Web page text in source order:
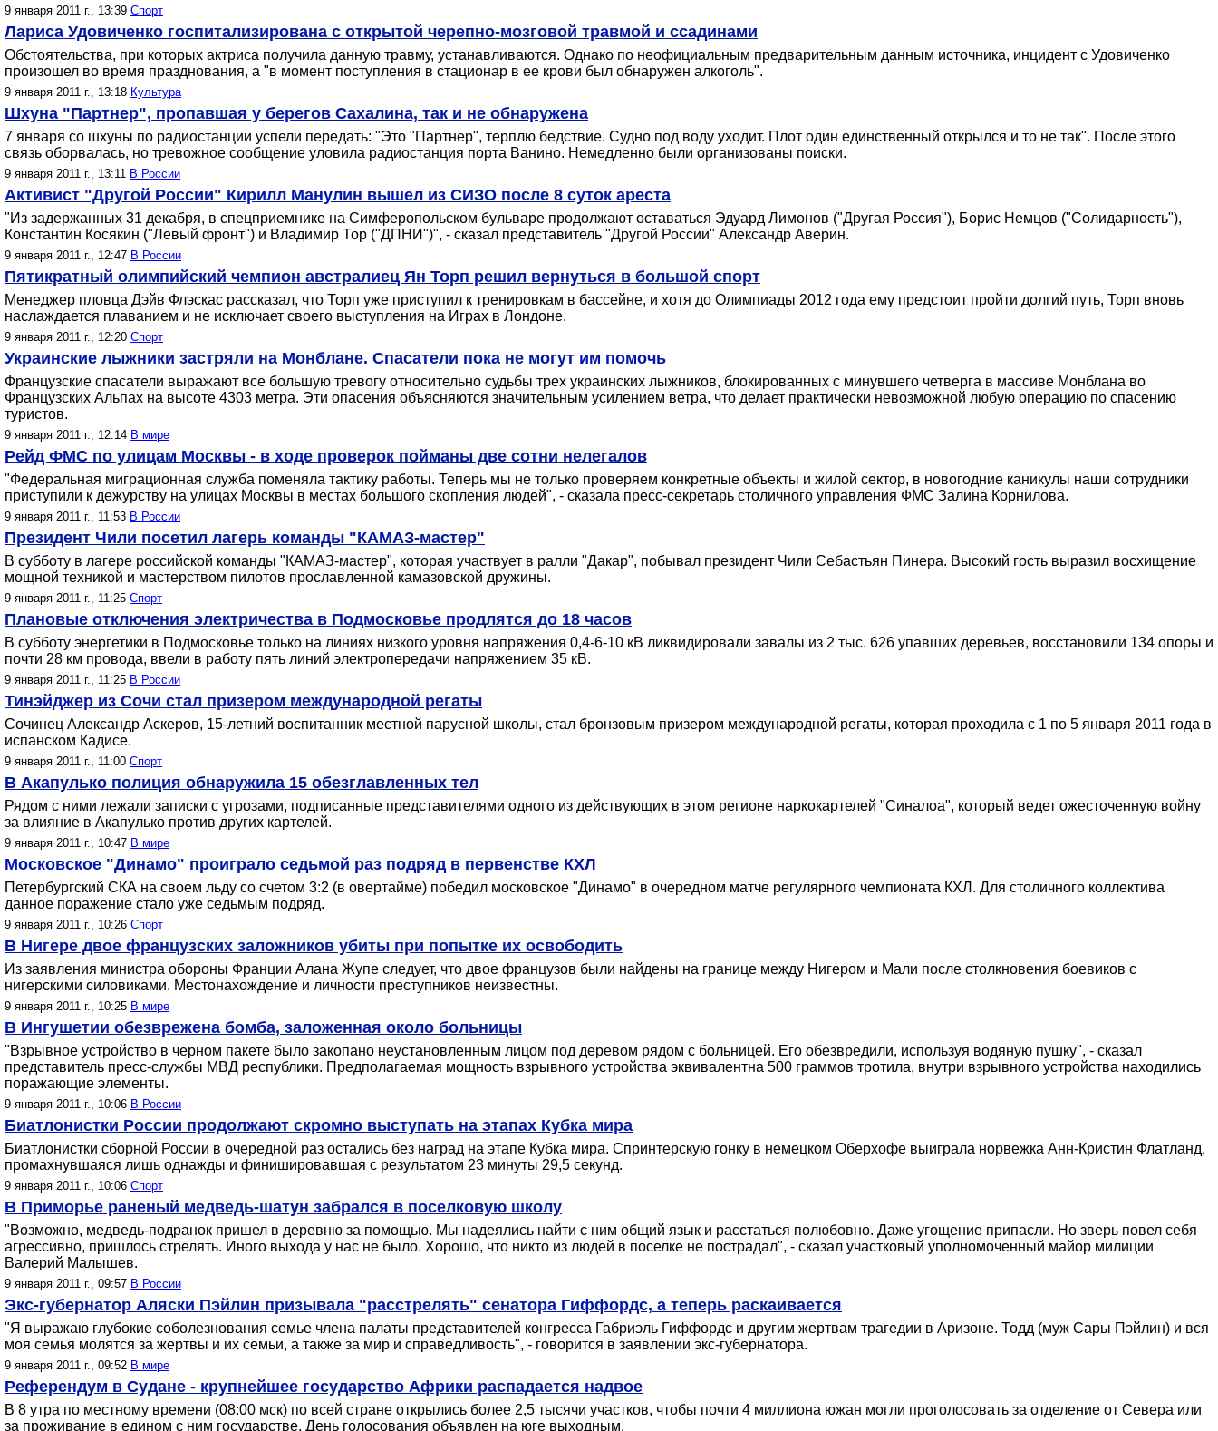
9 января 2011 г., 13:39 Спорт
Лариса Удовиченко госпитализирована с открытой черепно-мозговой травмой и ссадинами
Обстоятельства, при которых актриса получила данную травму, устанавливаются. Однако по неофициальным предварительным данным источника, инцидент с Удовиченко
произошел во время празднования, а "в момент поступления в стационар в ее крови был обнаружен алкоголь".
9 января 2011 г., 13:18 Культура
Шхуна "Партнер", пропавшая у берегов Сахалина, так и не обнаружена
7 января со шхуны по радиостанции успели передать: "Это "Партнер", терплю бедствие. Судно под воду уходит. Плот один единственный открылся и то не так". После этого
связь оборвалась, но тревожное сообщение уловила радиостанция порта Ванино. Немедленно были организованы поиски.
9 января 2011 г., 13:11 В России
Активист "Другой России" Кирилл Манулин вышел из СИЗО после 8 суток ареста
"Из задержанных 31 декабря, в спецприемнике на Симферопольском бульваре продолжают оставаться Эдуард Лимонов ("Другая Россия"), Борис Немцов ("Солидарность"),
Константин Косякин ("Левый фронт") и Владимир Тор ("ДПНИ")", - сказал представитель "Другой России" Александр Аверин.
9 января 2011 г., 12:47 В России
Пятикратный олимпийский чемпион австралиец Ян Торп решил вернуться в большой спорт
Менеджер пловца Дэйв Флэскас рассказал, что Торп уже приступил к тренировкам в бассейне, и хотя до Олимпиады 2012 года ему предстоит пройти долгий путь, Торп вновь
наслаждается плаванием и не исключает своего выступления на Играх в Лондоне.
9 января 2011 г., 12:20 Спорт
Украинские лыжники застряли на Монблане. Спасатели пока не могут им помочь
Французские спасатели выражают все большую тревогу относительно судьбы трех украинских лыжников, блокированных с минувшего четверга в массиве Монблана во
Французских Альпах на высоте 4303 метра. Эти опасения объясняются значительным усилением ветра, что делает практически невозможной любую операцию по спасению
туристов.
9 января 2011 г., 12:14 В мире
Рейд ФМС по улицам Москвы - в ходе проверок пойманы две сотни нелегалов
"Федеральная миграционная служба поменяла тактику работы. Теперь мы не только проверяем конкретные объекты и жилой сектор, в новогодние каникулы наши сотрудники
приступили к дежурству на улицах Москвы в местах большого скопления людей", - сказала пресс-секретарь столичного управления ФМС Залина Корнилова.
9 января 2011 г., 11:53 В России
Президент Чили посетил лагерь команды "КАМАЗ-мастер"
В субботу в лагере российской команды "КАМАЗ-мастер", которая участвует в ралли "Дакар", побывал президент Чили Себастьян Пинера. Высокий гость выразил восхищение
мощной техникой и мастерством пилотов прославленной камазовской дружины.
9 января 2011 г., 11:25 Спорт
Плановые отключения электричества в Подмосковье продлятся до 18 часов
В субботу энергетики в Подмосковье только на линиях низкого уровня напряжения 0,4-6-10 кВ ликвидировали завалы из 2 тыс. 626 упавших деревьев, восстановили 134 опоры и
почти 28 км провода, ввели в работу пять линий электропередачи напряжением 35 кВ.
9 января 2011 г., 11:25 В России
Тинэйджер из Сочи стал призером международной регаты
Сочинец Александр Аскеров, 15-летний воспитанник местной парусной школы, стал бронзовым призером международной регаты, которая проходила с 1 по 5 января 2011 года в
испанском Кадисе.
9 января 2011 г., 11:00 Спорт
В Акапулько полиция обнаружила 15 обезглавленных тел
Рядом с ними лежали записки с угрозами, подписанные представителями одного из действующих в этом регионе наркокартелей "Синалоа", который ведет ожесточенную войну
за влияние в Акапулько против других картелей.
9 января 2011 г., 10:47 В мире
Московское "Динамо" проиграло седьмой раз подряд в первенстве КХЛ
Петербургский СКА на своем льду со счетом 3:2 (в овертайме) победил московское "Динамо" в очередном матче регулярного чемпионата КХЛ. Для столичного коллектива
данное поражение стало уже седьмым подряд.
9 января 2011 г., 10:26 Спорт
В Нигере двое французских заложников убиты при попытке их освободить
Из заявления министра обороны Франции Алана Жупе следует, что двое французов были найдены на границе между Нигером и Мали после столкновения боевиков с
нигерскими силовиками. Местонахождение и личности преступников неизвестны.
9 января 2011 г., 10:25 В мире
В Ингушетии обезврежена бомба, заложенная около больницы
"Взрывное устройство в черном пакете было закопано неустановленным лицом под деревом рядом с больницей. Его обезвредили, используя водяную пушку", - сказал
представитель пресс-службы МВД республики. Предполагаемая мощность взрывного устройства эквивалентна 500 граммов тротила, внутри взрывного устройства находились
поражающие элементы.
9 января 2011 г., 10:06 В России
Биатлонистки России продолжают скромно выступать на этапах Кубка мира
Биатлонистки сборной России в очередной раз остались без наград на этапе Кубка мира. Спринтерскую гонку в немецком Оберхофе выиграла норвежка Анн-Кристин Флатланд,
промахнувшаяся лишь однажды и финишировавшая с результатом 23 минуты 29,5 секунд.
9 января 2011 г., 10:06 Спорт
В Приморье раненый медведь-шатун забрался в поселковую школу
"Возможно, медведь-подранок пришел в деревню за помощью. Мы надеялись найти с ним общий язык и расстаться полюбовно. Даже угощение припасли. Но зверь повел себя
агрессивно, пришлось стрелять. Иного выхода у нас не было. Хорошо, что никто из людей в поселке не пострадал", - сказал участковый уполномоченный майор милиции
Валерий Малышев.
9 января 2011 г., 09:57 В России
Экс-губернатор Аляски Пэйлин призывала "расстрелять" сенатора Гиффордс, а теперь раскаивается
"Я выражаю глубокие соболезнования семье члена палаты представителей конгресса Габриэль Гиффордс и другим жертвам трагедии в Аризоне. Тодд (муж Сары Пэйлин) и вся
моя семья молятся за жертвы и их семьи, а также за мир и справедливость", - говорится в заявлении экс-губернатора.
9 января 2011 г., 09:52 В мире
Референдум в Судане - крупнейшее государство Африки распадается надвое
В 8 утра по местному времени (08:00 мск) по всей стране открылись более 2,5 тысячи участков, чтобы почти 4 миллиона южан могли проголосовать за отделение от Севера или
за проживание в едином с ним государстве. День голосования объявлен на юге выходным.